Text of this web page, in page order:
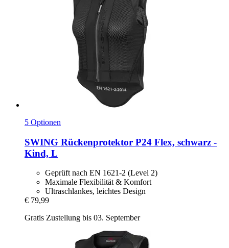
5 Optionen
SWING Rückenprotektor P24 Flex, schwarz -​
Kind, L
Geprüft nach EN 1621-2 (Level 2)
Maximale Flexibilität & Komfort
Ultraschlankes, leichtes Design
€ 79,99
Gratis Zustellung bis 03. September